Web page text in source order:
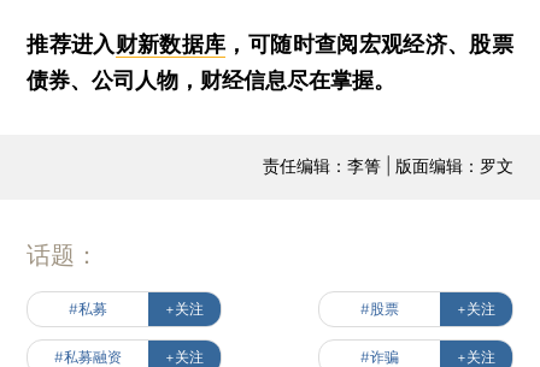
推荐进入财新数据库 ，可随时查阅宏观经济、股票
债券、公司人物，财经信息尽在掌握。
责任编辑：李箐 | 版面编辑：罗文
话题：
#私募 +关注 #股票 +关注
#私募融资 +关注 #诈骗 +关注